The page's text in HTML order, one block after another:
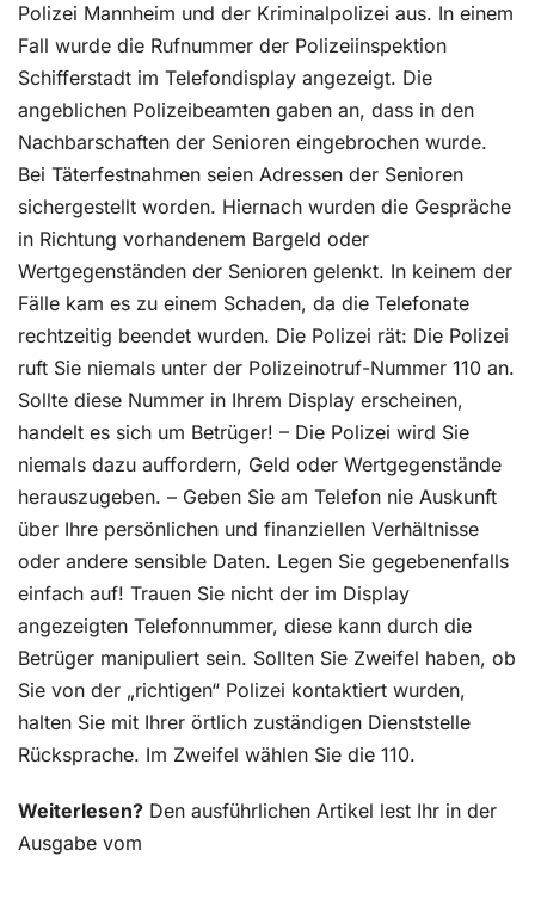
Polizei Mannheim und der Kriminalpolizei aus. In einem
Fall wurde die Rufnummer der Polizeiinspektion
Schifferstadt im Telefondisplay angezeigt. Die
angeblichen Polizeibeamten gaben an, dass in den
Nachbarschaften der Senioren eingebrochen wurde.
Bei Täterfestnahmen seien Adressen der Senioren
sichergestellt worden. Hiernach wurden die Gespräche
in Richtung vorhandenem Bargeld oder
Wertgegenständen der Senioren gelenkt. In keinem der
Fälle kam es zu einem Schaden, da die Telefonate
rechtzeitig beendet wurden. Die Polizei rät: Die Polizei
ruft Sie niemals unter der Polizeinotruf-Nummer 110 an.
Sollte diese Nummer in Ihrem Display erscheinen,
handelt es sich um Betrüger! – Die Polizei wird Sie
niemals dazu auffordern, Geld oder Wertgegenstände
herauszugeben. – Geben Sie am Telefon nie Auskunft
über Ihre persönlichen und finanziellen Verhältnisse
oder andere sensible Daten. Legen Sie gegebenenfalls
einfach auf! Trauen Sie nicht der im Display
angezeigten Telefonnummer, diese kann durch die
Betrüger manipuliert sein. Sollten Sie Zweifel haben, ob
Sie von der „richtigen“ Polizei kontaktiert wurden,
halten Sie mit Ihrer örtlich zuständigen Dienststelle
Rücksprache. Im Zweifel wählen Sie die 110.
Weiterlesen? Den ausführlichen Artikel lest Ihr in der
Ausgabe vom